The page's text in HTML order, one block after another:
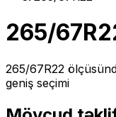
265/
265/67R22
geniş seçimi